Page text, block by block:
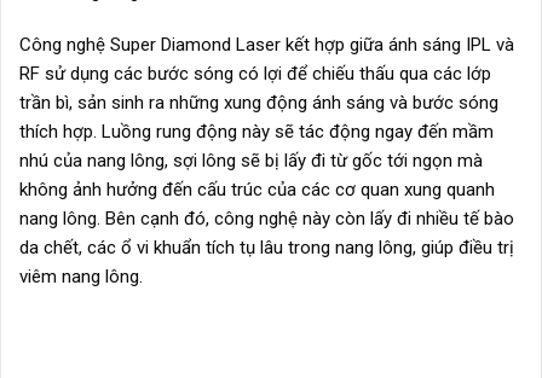
Công nghệ Super Diamond Laser kết hợp giữa ánh sáng IPL và
RF sử dụng các bước sóng có lợi để chiếu thấu qua các lớp
trần bì, sản sinh ra những xung động ánh sáng và bước sóng
thích hợp. Luồng rung động này sẽ tác động ngay đến mầm
nhú của nang lông, sợi lông sẽ bị lấy đi từ gốc tới ngọn mà
không ảnh hưởng đến cấu trúc của các cơ quan xung quanh
nang lông. Bên cạnh đó, công nghệ này còn lấy đi nhiều tế bào
da chết, các ổ vi khuẩn tích tụ lâu trong nang lông, giúp điều trị
viêm nang lông.